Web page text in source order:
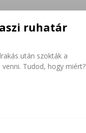
ruhatár
után szokták a
Tudod, hogy miért?